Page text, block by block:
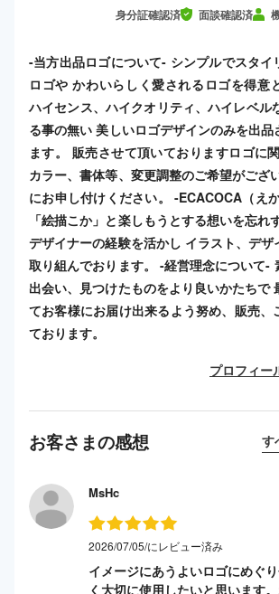
身分証確認済 面談確認済
-当方出品ロゴについて- シンプルでスタイ
ロゴや かわいらしく愛されるロゴを得意
ハイセンス、ハイクオリティ、ハイレベル
る事の無い 美しいロゴデザインのみを出品
ます。 販売させて頂いておりますロゴに
カラー、書体等、変更調整のご希望がござ
にお申し付けください。 -ECACOCA（え
「絵描こか」と楽しもうとする想いを忘れ
デザイナーの経験を活かし イラスト、デザ
取り組んでおります。 -経営理念について-
出会い、見つけたものをより良いかたちで
てお客様にお届け出来るよう努め、販売、
ております。
プロフィー
お客さまの感想 す
MsHc
2026/07/05/にレビュー済み
イメージにあうよいロゴにめぐ
く大切に使用したいと思います